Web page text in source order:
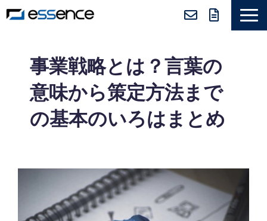
サービス紹介
ニュース＆トピックス
会社紹介
導入事例
セミナー＆コラム
事業戦略とは？言葉の
意味から策定方法まで
の基本のいろはまとめ